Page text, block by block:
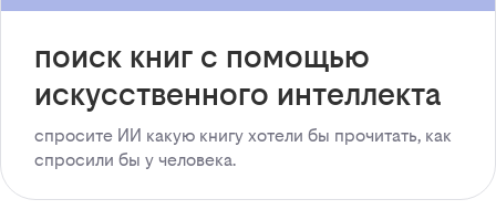
поиск книг с помощью
искусственного интеллекта
спросите ИИ какую книгу хотели бы прочитать, как
спросили бы у человека.